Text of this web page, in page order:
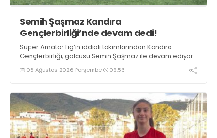
Semih Şaşmaz Kandıra
Gençlerbirliği’nde devam dedi!
Süper Amatör Lig’in iddialı takımlarından Kandıra
Gençlerbirliği, golcüsü Semih Şaşmaz ile devam ediyor.
06 Ağustos 2026 Perşembe 09:56